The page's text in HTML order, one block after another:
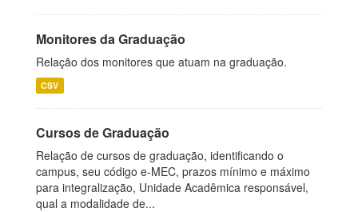
Monitores da Graduação
Relação dos monitores que atuam na graduação.
CSV
Cursos de Graduação
Relação de cursos de graduação, identificando o
campus, seu código e-MEC, prazos mínimo e máximo
para integralização, Unidade Acadêmica responsável,
qual a modalidade de...